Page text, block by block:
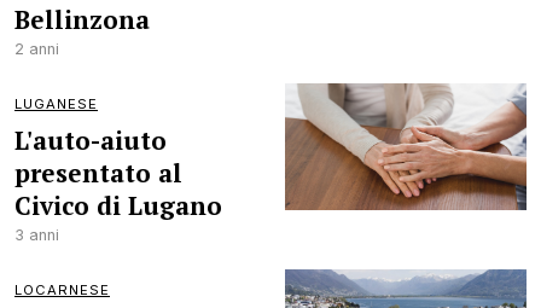
Bellinzona
2 anni
LUGANESE
L'auto-aiuto
presentato al
Civico di Lugano
3 anni
LOCARNESE